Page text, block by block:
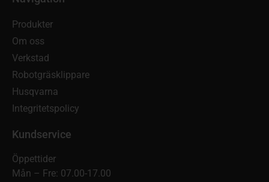
Produkter
Om oss
Verkstad
Robotgräsklippare
Husqvarna
Integritetspolicy
Kundservice
Öppettider
Mån – Fre: 07.00-17.00